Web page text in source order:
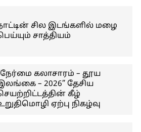
சில இடங்களில் மழை
சாத்தியம்
கலாசாரம் – தூய
– 2026” தேசிய
கீழ்
ஏற்பு நிகழ்வு